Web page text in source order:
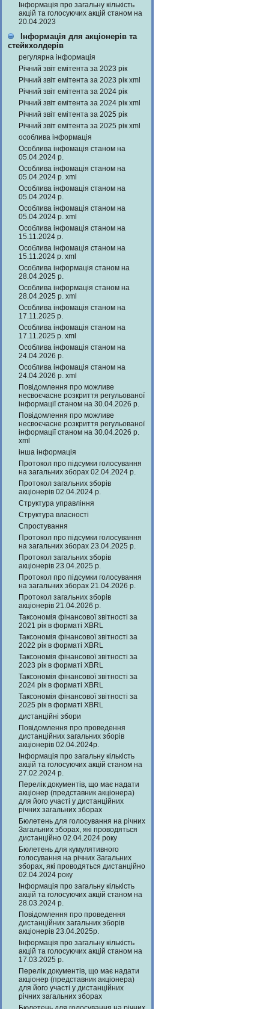
Інформація про загальну кількість
акцій та голосуючих акцій станом на
20.04.2023
Інформація для акціонерів та
стейкхолдерів
регулярна інформація
Річний звіт емітента за 2023 рік
Річний звіт емітента за 2023 рік xml
Річний звіт емітента за 2024 рік
Річний звіт емітента за 2024 рік xml
Річний звіт емітента за 2025 рік
Річний звіт емітента за 2025 рік xml
особлива інформація
Особлива інфомація станом на
05.04.2024 р.
Особлива інфомація станом на
05.04.2024 р. xml
Особлива інфомація станом на
05.04.2024 р.
Особлива інфомація станом на
05.04.2024 р. xml
Особлива інфомація станом на
15.11.2024 р.
Особлива інфомація станом на
15.11.2024 р. xml
Особлива інформація станом на
28.04.2025 р.
Особлива інформація станом на
28.04.2025 р. xml
Особлива інфомація станом на
17.11.2025 р.
Особлива інфомація станом на
17.11.2025 р. xml
Особлива інфомація станом на
24.04.2026 р.
Особлива інфомація станом на
24.04.2026 р. xml
Повідомлення про можливе
несвоєчасне розкриття регульованої
інформації станом на 30.04.2026 р.
Повідомлення про можливе
несвоєчасне розкриття регульованої
інформації станом на 30.04.2026 р.
xml
інша інформація
Протокол про підсумки голосування
на загальних зборах 02.04.2024 р.
Протокол загальних зборів
акціонерів 02.04.2024 р.
Структура управління
Структура власності
Спростування
Протокол про підсумки голосування
на загальних зборах 23.04.2025 р.
Протокол загальних зборів
акціонерів 23.04.2025 р.
Протокол про підсумки голосування
на загальних зборах 21.04.2026 р.
Протокол загальних зборів
акціонерів 21.04.2026 р.
Таксономія фінансової звітності за
2021 рік в форматі XBRL
Таксономія фінансової звітності за
2022 рік в форматі XBRL
Таксономія фінансової звітності за
2023 рік в форматі XBRL
Таксономія фінансової звітності за
2024 рік в форматі XBRL
Таксономія фінансової звітності за
2025 рік в форматі XBRL
дистанційні збори
Повідомлення про проведення
дистанційних загальних зборів
акціонерів 02.04.2024р.
Інформація про загальну кількість
акцій та голосуючих акцій станом на
27.02.2024 р.
Перелік документів, що має надати
акціонер (представник акціонера)
для його участі у дистанційних
річних загальних зборах
Бюлетень для голосування на річних
Загальних зборах, які проводяться
дистанційно 02.04.2024 року
Бюлетень для кумулятивного
голосування на річних Загальних
зборах, які проводяться дистанційно
02.04.2024 року
Інформація про загальну кількість
акцій та голосуючих акцій станом на
28.03.2024 р.
Повідомлення про проведення
дистанційних загальних зборів
акціонерів 23.04.2025р.
Інформація про загальну кількість
акцій та голосуючих акцій станом на
17.03.2025 р.
Перелік документів, що має надати
акціонер (представник акціонера)
для його участі у дистанційних
річних загальних зборах